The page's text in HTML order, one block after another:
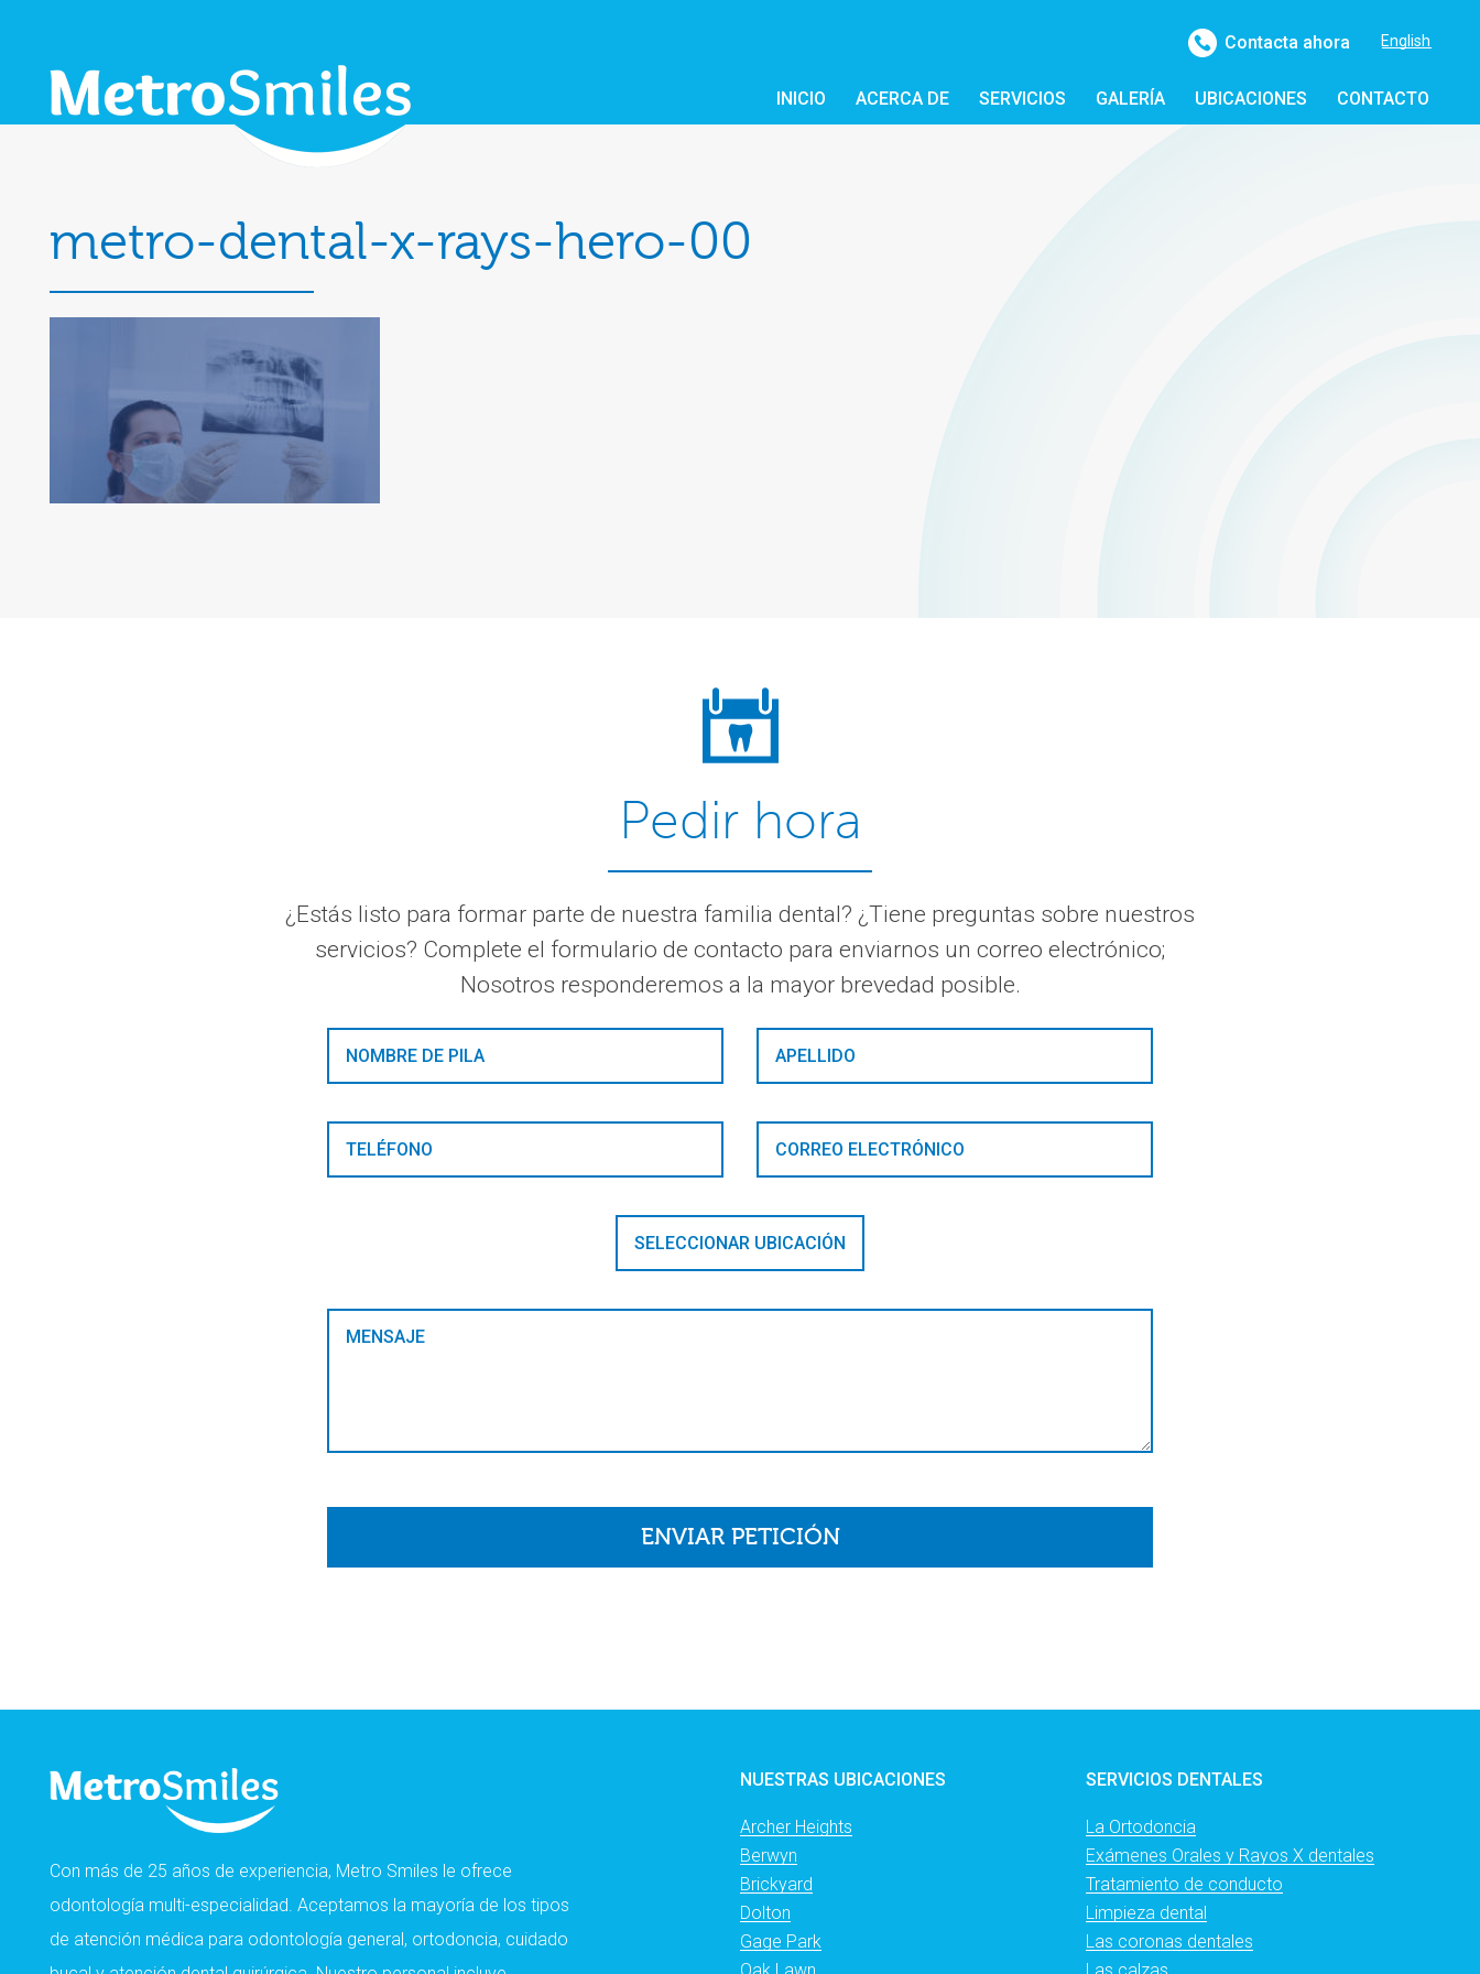
metro-dental-x-rays-hero-00
Pedir hora
¿Estás listo para formar parte de nuestra familia dental? ¿Tiene preguntas sobre nuestros
servicios? Complete el formulario de contacto para enviarnos un correo electrónico;
Nosotros responderemos a la mayor brevedad posible.
Con más de 25 años de experiencia, Metro Smiles le ofrece
odontología multi-especialidad. Aceptamos la mayoría de los tipos
de atención médica para odontología general, ortodoncia, cuidado
NUESTRAS UBICACIONES
Archer Heights
Berwyn
Brickyard
Dolton
Gage Park
SERVICIOS DENTALES
La Ortodoncia
Exámenes Orales y Rayos X dentales
Tratamiento de conducto
Limpieza dental
Las coronas dentales
English
Contacta ahora
info@metrosmilesdental.com
INICIO ACERCA DE SERVICIOS GALERÍA UBICACIONES CONTACTO